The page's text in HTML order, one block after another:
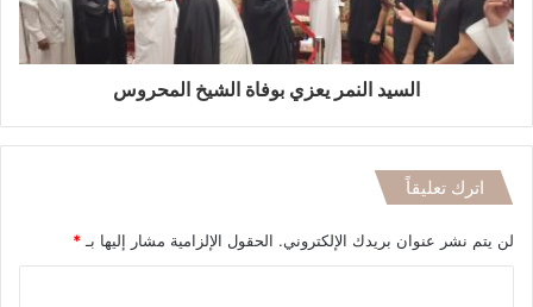
السيد النمر يعزي بوفاة الشيخ المحروس
اترك تعليقاً
لن يتم نشر عنوان بريدك الإلكتروني. الحقول الإلزامية مشار إليها بـ*